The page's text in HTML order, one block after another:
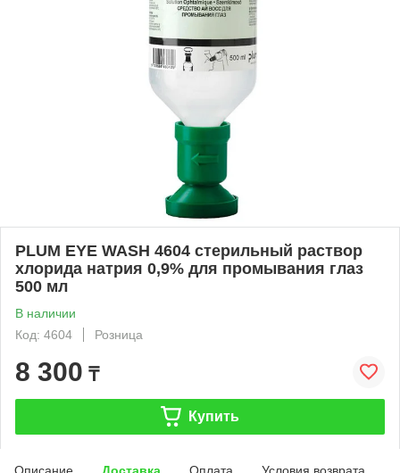
PLUM EYE WASH 4604 стерильный раствор
хлорида натрия 0,9% для промывания глаз
500 мл
В наличии
Код: 4604
Розница
8 300 ₸
Купить
Описание Доставка Оплата Условия возврата